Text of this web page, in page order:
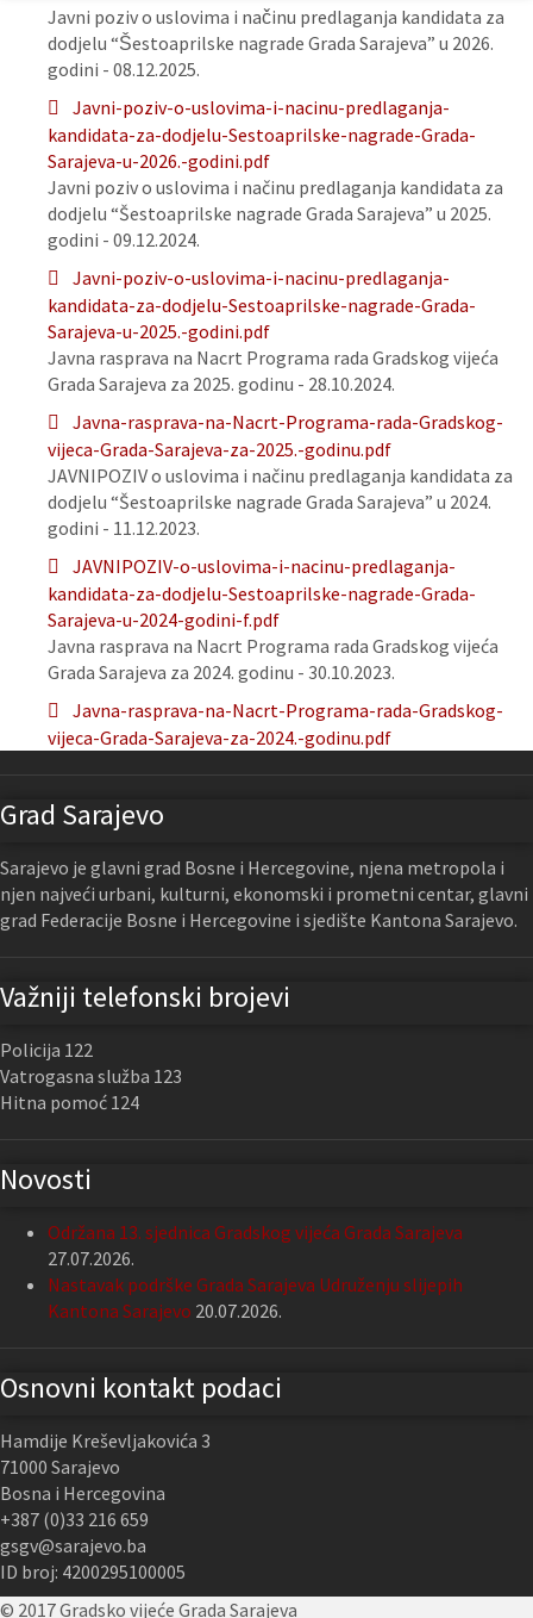
Javni poziv o uslovima i načinu predlaganja kandidata za
dodjelu “Šestoaprilske nagrade Grada Sarajeva” u 2026.
godini - 08.12.2025.
Javni-poziv-o-uslovima-i-nacinu-predlaganja-
kandidata-za-dodjelu-Sestoaprilske-nagrade-Grada-
Sarajeva-u-2026.-godini.pdf
Javni poziv o uslovima i načinu predlaganja kandidata za
dodjelu “Šestoaprilske nagrade Grada Sarajeva” u 2025.
godini - 09.12.2024.
Javni-poziv-o-uslovima-i-nacinu-predlaganja-
kandidata-za-dodjelu-Sestoaprilske-nagrade-Grada-
Sarajeva-u-2025.-godini.pdf
Javna rasprava na Nacrt Programa rada Gradskog vijeća
Grada Sarajeva za 2025. godinu - 28.10.2024.
Javna-rasprava-na-Nacrt-Programa-rada-Gradskog-
vijeca-Grada-Sarajeva-za-2025.-godinu.pdf
JAVNIPOZIV o uslovima i načinu predlaganja kandidata za
dodjelu “Šestoaprilske nagrade Grada Sarajeva” u 2024.
godini - 11.12.2023.
JAVNIPOZIV-o-uslovima-i-nacinu-predlaganja-
kandidata-za-dodjelu-Sestoaprilske-nagrade-Grada-
Sarajeva-u-2024-godini-f.pdf
Javna rasprava na Nacrt Programa rada Gradskog vijeća
Grada Sarajeva za 2024. godinu - 30.10.2023.
Javna-rasprava-na-Nacrt-Programa-rada-Gradskog-
vijeca-Grada-Sarajeva-za-2024.-godinu.pdf
Grad Sarajevo
Sarajevo je glavni grad Bosne i Hercegovine, njena metropola i
njen najveći urbani, kulturni, ekonomski i prometni centar, glavni
grad Federacije Bosne i Hercegovine i sjedište Kantona Sarajevo.
Važniji telefonski brojevi
Policija 122
Vatrogasna služba 123
Hitna pomoć 124
Novosti
Održana 13. sjednica Gradskog vijeća Grada Sarajeva
27.07.2026.
Nastavak podrške Grada Sarajeva Udruženju slijepih
Kantona Sarajevo 20.07.2026.
Osnovni kontakt podaci
Hamdije Kreševljakovića 3
71000 Sarajevo
Bosna i Hercegovina
+387 (0)33 216 659
gsgv@sarajevo.ba
ID broj: 4200295100005
© 2017 Gradsko vijeće Grada Sarajeva